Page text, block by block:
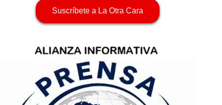
Suscríbete a La Otra Cara